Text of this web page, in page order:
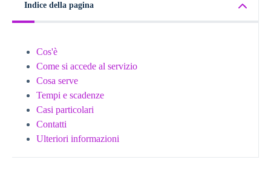
Indice della pagina
Cos'è
Come si accede al servizio
Cosa serve
Tempi e scadenze
Casi particolari
Contatti
Ulteriori informazioni